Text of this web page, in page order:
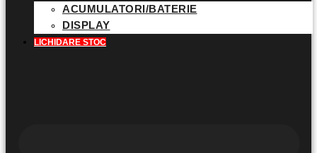
ACUMULATORI/BATERIE
DISPLAY
LICHIDARE STOC